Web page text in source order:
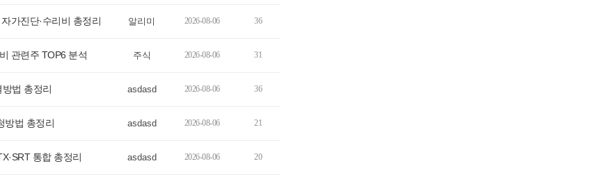
가진단·수리비 총정리 알리미 2026-08-06 36
관련주 TOP6 분석 주식 2026-08-06 31
법 총정리 asdasd 2026-08-06 36
방법 총정리 asdasd 2026-08-06 21
통합 총정리 asdasd 2026-08-06 20